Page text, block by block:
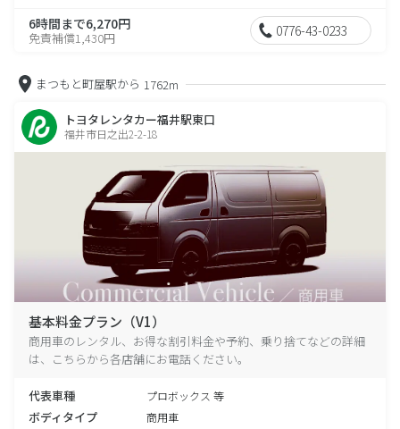
6時間まで6,270円
免責補償1,430円 0776-43-0233
まつもと町屋駅から 1762m
トヨタレンタカー福井駅東口
福井市日之出2-2-18
基本料金プラン（V1）
商用車のレンタル、お得な割引料金や予約、乗り捨てなどの詳細
は、こちらから各店舗にお電話ください。
代表車種 プロボックス 等
ボディタイプ 商用車